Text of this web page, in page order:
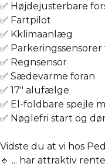
✅ Højdejusterbare
✅ Fartpilot
✅ Kklimaanlæg
✅
✅ Regnsensor
✅ Sædevarme foran
✅ 17" alufælge
✅ El-foldbare spejle
✅ Nøglefri start og
Vidste du at vi hos
🔹 ... har attraktiv